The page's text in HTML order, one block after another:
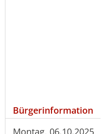
Bürgerinformation
Montag, 06.10.2025